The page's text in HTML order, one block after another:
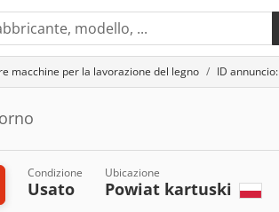
macchine per la lavorazione del legno ID
Condizione
Usato
Ubicazione
Powiat kartuski